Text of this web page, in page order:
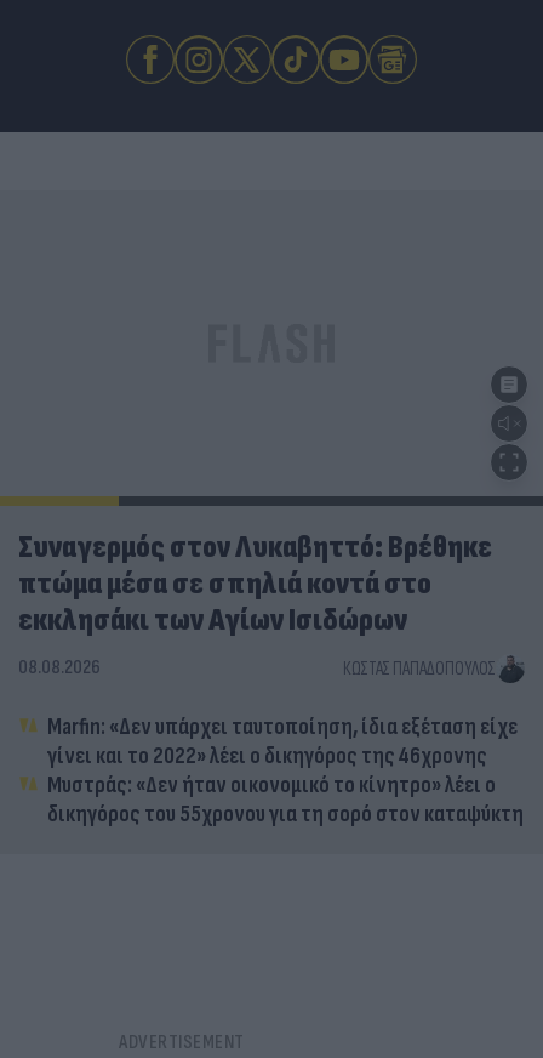
Συναγερμός στον Λυκαβηττό: Βρέθηκε
πτώμα μέσα σε σπηλιά κοντά στο
εκκλησάκι των Αγίων Ισιδώρων
08.08.2026 ΚΏΣΤΑΣ ΠΑΠΑΔΌΠΟΥΛΟΣ
Marfin: «Δεν υπάρχει ταυτοποίηση, ίδια εξέταση είχε
γίνει και το 2022» λέει ο δικηγόρος της 46χρονης
Μυστράς: «Δεν ήταν οικονομικό το κίνητρο» λέει ο
δικηγόρος του 55χρονου για τη σορό στον καταψύκτη